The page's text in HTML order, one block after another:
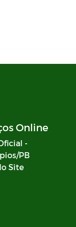
Online
-
PB
Site